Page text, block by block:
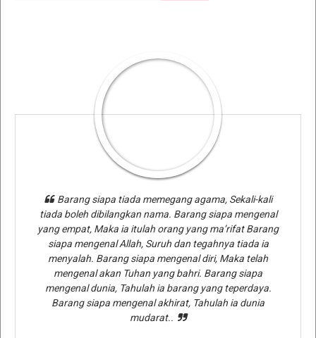
Barang siapa tiada memegang agama, Sekali-kali
tiada boleh dibilangkan nama. Barang siapa mengenal
yang empat, Maka ia itulah orang yang ma’rifat Barang
siapa mengenal Allah, Suruh dan tegahnya tiada ia
menyalah. Barang siapa mengenal diri, Maka telah
mengenal akan Tuhan yang bahri. Barang siapa
mengenal dunia, Tahulah ia barang yang teperdaya.
Barang siapa mengenal akhirat, Tahulah ia dunia
mudarat..